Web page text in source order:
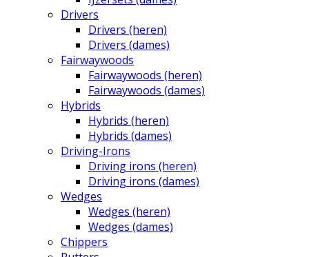
Drivers
Drivers (heren)
Drivers (dames)
Fairwaywoods
Fairwaywoods (heren)
Fairwaywoods (dames)
Hybrids
Hybrids (heren)
Hybrids (dames)
Driving-Irons
Driving irons (heren)
Driving irons (dames)
Wedges
Wedges (heren)
Wedges (dames)
Chippers